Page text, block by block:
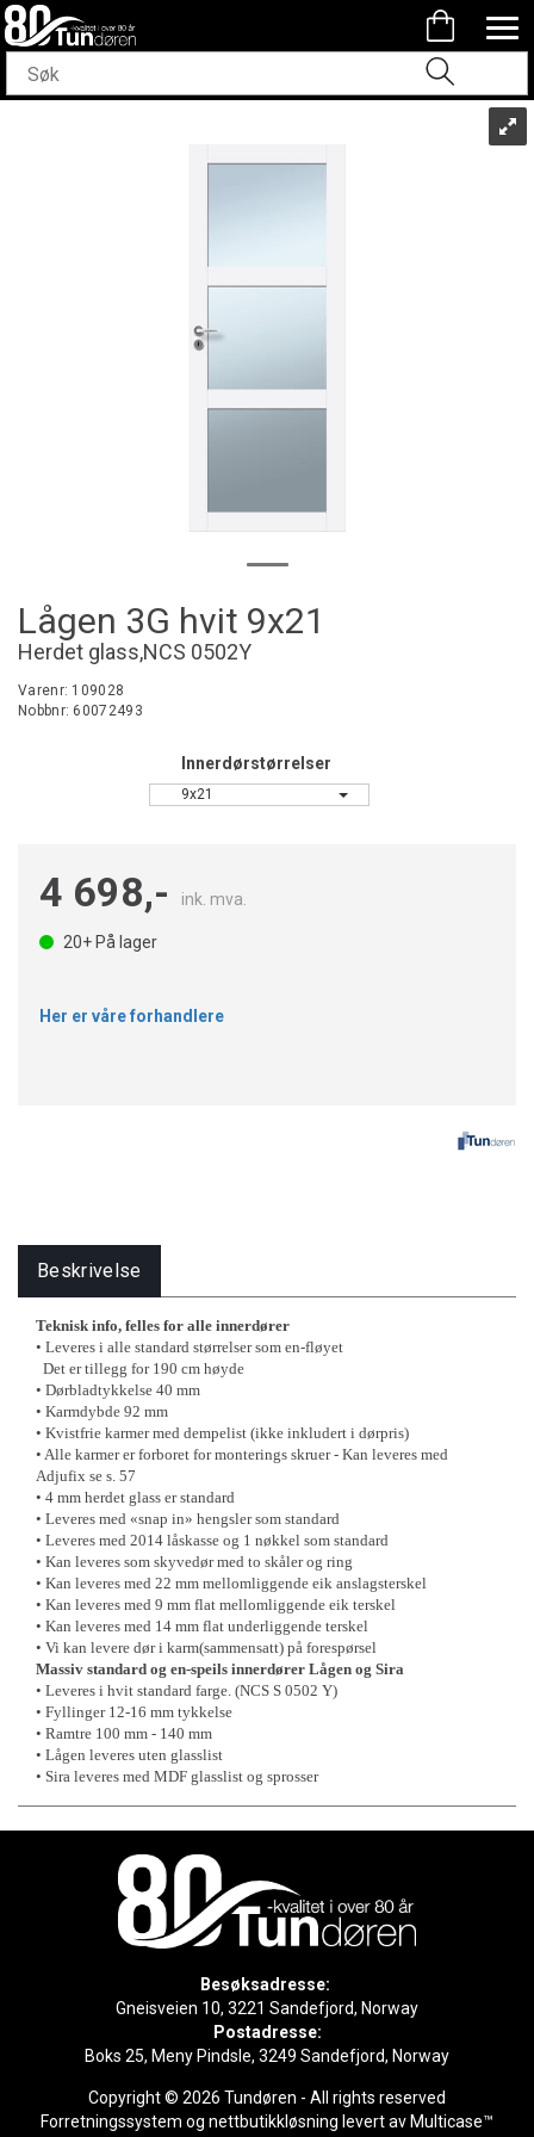
Lågen 3G hvit 9x21
Herdet glass,NCS 0502Y
Varenr: 109028
Nobbnr: 60072493
Innerdørstørrelser
9x21
4 698,- ink. mva.
20+ På lager
Her er våre forhandlere
Beskrivelse
Teknisk info, felles for alle innerdører
• Leveres i alle standard størrelser som en-fløyet
Det er tillegg for 190 cm høyde
• Dørbladtykkelse 40 mm
• Karmdybde 92 mm
• Kvistfrie karmer med dempelist (ikke inkludert i dørpris)
• Alle karmer er forboret for monterings skruer - Kan leveres med
Adjufix se s. 57
• 4 mm herdet glass er standard
• Leveres med «snap in» hengsler som standard
• Leveres med 2014 låskasse og 1 nøkkel som standard
• Kan leveres som skyvedør med to skåler og ring
• Kan leveres med 22 mm mellomliggende eik anslagsterskel
• Kan leveres med 9 mm flat mellomliggende eik terskel
• Kan leveres med 14 mm flat underliggende terskel
• Vi kan levere dør i karm(sammensatt) på forespørsel
Massiv standard og en-speils innerdører Lågen og Sira
• Leveres i hvit standard farge. (NCS S 0502 Y)
• Fyllinger 12-16 mm tykkelse
• Ramtre 100 mm - 140 mm
• Lågen leveres uten glasslist
• Sira leveres med MDF glasslist og sprosser
Besøksadresse:
Gneisveien 10, 3221 Sandefjord, Norway
Postadresse:
Boks 25, Meny Pindsle, 3249 Sandefjord, Norway
Copyright © 2026 Tundøren - All rights reserved
Forretningssystem og nettbutikkløsning levert av Multicase™